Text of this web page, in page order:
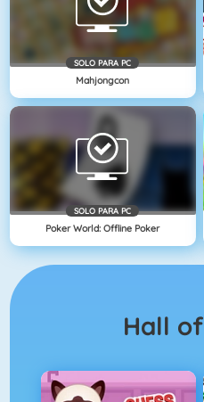
SOLO PARA PC
Mahjongcon
SOLO PARA PC
Poker World: Offline Poker
Hall of